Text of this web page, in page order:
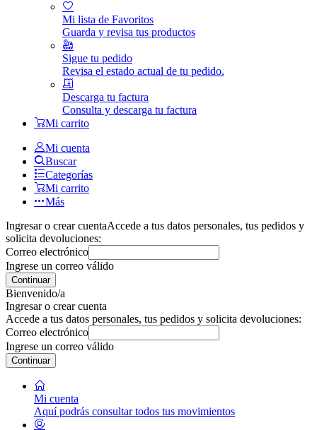
Mi lista de Favoritos
Guarda y revisa tus productos
Sigue tu pedido
Revisa el estado actual de tu pedido.
Descarga tu factura
Consulta y descarga tu factura
Mi carrito
Mi cuenta
Buscar
Categorías
Mi carrito
Más
Ingresar o crear cuentaAccede a tus datos personales, tus pedidos y
solicita devoluciones:
Correo electrónico
Ingrese un correo válido
Continuar
Bienvenido/a
Ingresar o crear cuenta
Accede a tus datos personales, tus pedidos y solicita devoluciones:
Correo electrónico
Ingrese un correo válido
Continuar
Mi cuenta
Aquí podrás consultar todos tus movimientos